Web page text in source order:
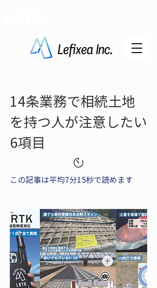
14条業務で相続土地
を持つ人が注意したい
6項目
この記事は平均7分15秒で読めます